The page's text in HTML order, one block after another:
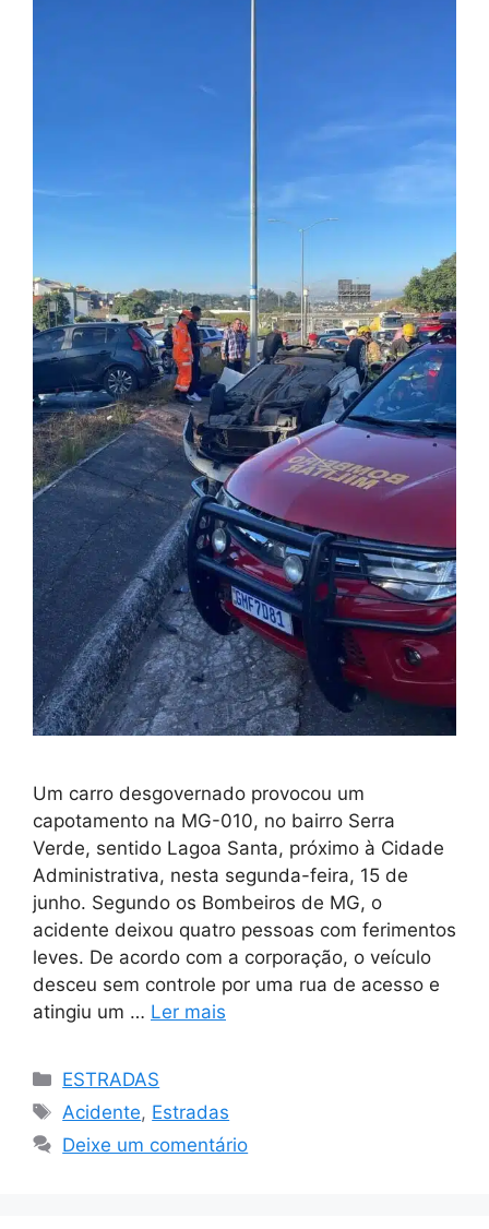
Um carro desgovernado provocou um
capotamento na MG-010, no bairro Serra
Verde, sentido Lagoa Santa, próximo à Cidade
Administrativa, nesta segunda-feira, 15 de
junho. Segundo os Bombeiros de MG, o
acidente deixou quatro pessoas com ferimentos
leves. De acordo com a corporação, o veículo
desceu sem controle por uma rua de acesso e
atingiu um … Ler mais
Categorias
ESTRADAS
Tags
Acidente, Estradas
Deixe um comentário